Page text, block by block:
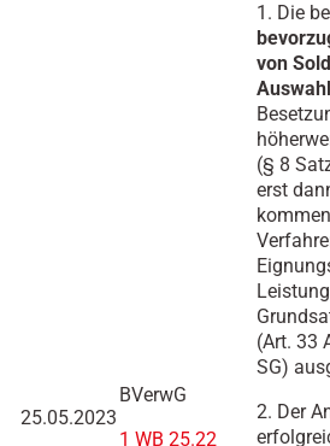
25.05.2023
BVerwG
1 WB 25.22
1. Die
von
(§ 8
erst
(Art. 33
SG)
2. Der